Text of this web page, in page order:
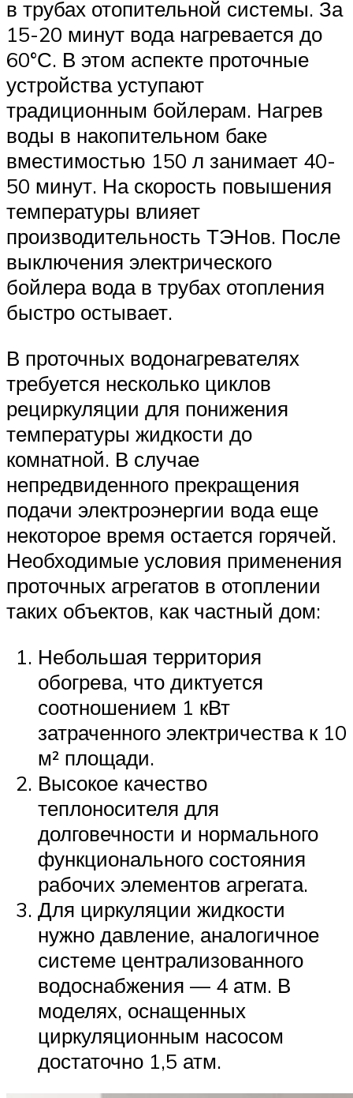
в трубах отопительной системы. За
15-20 минут вода нагревается до
60°С. В этом аспекте проточные
устройства уступают
традиционным бойлерам. Нагрев
воды в накопительном баке
вместимостью 150 л занимает 40-
50 минут. На скорость повышения
температуры влияет
производительность ТЭНов. После
выключения электрического
бойлера вода в трубах отопления
быстро остывает.
В проточных водонагревателях
требуется несколько циклов
рециркуляции для понижения
температуры жидкости до
комнатной. В случае
непредвиденного прекращения
подачи электроэнергии вода еще
некоторое время остается горячей.
Необходимые условия применения
проточных агрегатов в отоплении
таких объектов, как частный дом:
Небольшая территория
обогрева, что диктуется
соотношением 1 кВт
затраченного электричества к 10
м² площади.
Высокое качество
теплоносителя для
долговечности и нормального
функционального состояния
рабочих элементов агрегата.
Для циркуляции жидкости
нужно давление, аналогичное
системе централизованного
водоснабжения — 4 атм. В
моделях, оснащенных
циркуляционным насосом
достаточно 1,5 атм.